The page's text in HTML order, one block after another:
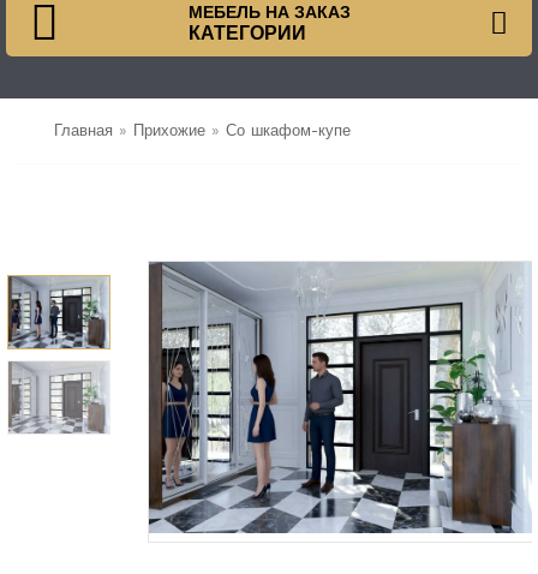
МЕБЕЛЬ НА ЗАКАЗ
КАТЕГОРИИ
Главная » Прихожие » Со шкафом-купе